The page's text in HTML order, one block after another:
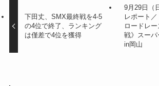
下田丈、SMX最終戦を4-5
の4位で終了、ランキング
は僅差で4位を獲得
9月29日（
レポート
ロードレ
戦》スーパ
in岡山